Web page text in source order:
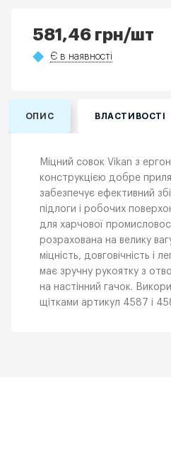
581,46 грн/шт
Є в наявності
ОПИС ВЛАСТИВОСТІ
Міцний совок Vikan з
конструкцією добре
забезпечує ефективний
підлоги і робочих
для харчової
розрахована на велику
міцність, довговічність і
має зручну рукоятку з
на настінний гачок.
щітками артикул 4587 і